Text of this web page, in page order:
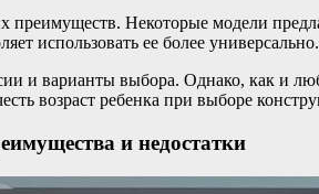
преимуществ. Некоторые модели
использовать ее более универсально.
и варианты выбора. Однако, как и
возраст ребенка при выборе
и недостатки